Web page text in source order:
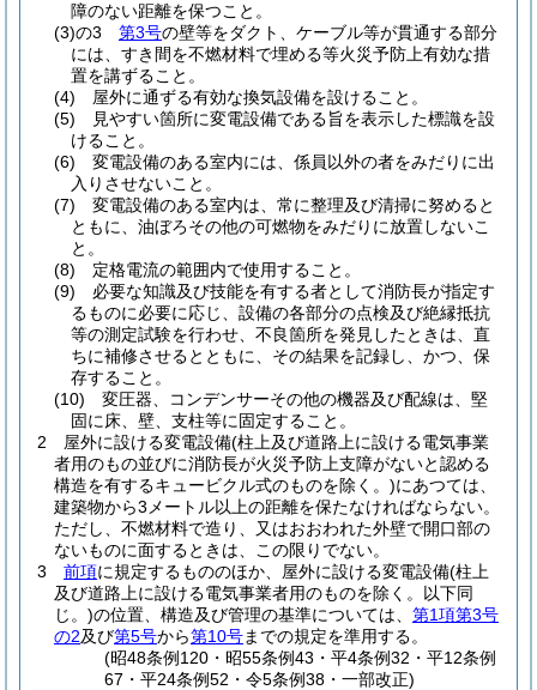
障のない距離を保つこと。
(3)の3
第3号の壁等をダクト、ケーブル等が貫通する部分
には、すき間を不燃材料で埋める等火災予防上有効な措
置を講ずること。
(4)
屋外に通ずる有効な換気設備を設けること。
(5)
見やすい箇所に変電設備である旨を表示した標識を設
けること。
(6)
変電設備のある室内には、係員以外の者をみだりに出
入りさせないこと。
(7)
変電設備のある室内は、常に整理及び清掃に努めると
ともに、油ぼろその他の可燃物をみだりに放置しないこ
と。
(8)
定格電流の範囲内で使用すること。
(9)
必要な知識及び技能を有する者として消防長が指定す
るものに必要に応じ、設備の各部分の点検及び絶縁抵抗
等の測定試験を行わせ、不良箇所を発見したときは、直
ちに補修させるとともに、その結果を記録し、かつ、保
存すること。
(10)
変圧器、コンデンサーその他の機器及び配線は、堅
固に床、壁、支柱等に固定すること。
2
屋外に設ける変電設備(柱上及び道路上に設ける電気事業
者用のもの並びに消防長が火災予防上支障がないと認める
構造を有するキュービクル式のものを除く。)にあつては、
建築物から3メートル以上の距離を保たなければならない。
ただし、不燃材料で造り、又はおおわれた外壁で開口部の
ないものに面するときは、この限りでない。
3
前項に規定するもののほか、屋外に設ける変電設備(柱上
及び道路上に設ける電気事業者用のものを除く。以下同
じ。)の位置、構造及び管理の基準については、 第1項第3号
の2及び第5号から第10号までの規定を準用する。
(昭48条例120・昭55条例43・平4条例32・平12条例
67・平24条例52・令5条例38・一部改正)